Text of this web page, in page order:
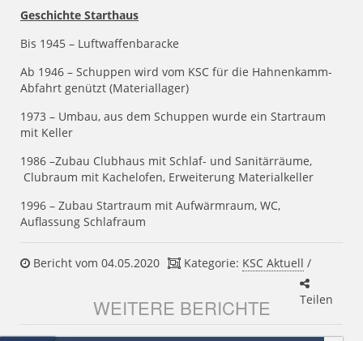
Geschichte Starthaus
Bis 1945 – Luftwaffenbaracke
Ab 1946 – Schuppen wird vom KSC für die Hahnenkamm-
Abfahrt genützt (Materiallager)
1973 – Umbau, aus dem Schuppen wurde ein Startraum
mit Keller
1986 –Zubau Clubhaus mit Schlaf- und Sanitärräume,
Clubraum mit Kachelofen, Erweiterung Materialkeller
1996 – Zubau Startraum mit Aufwärmraum, WC,
Auflassung Schlafraum
Bericht vom 04.05.2020 Kategorie: KSC Aktuell /
Teilen
WEITERE BERICHTE